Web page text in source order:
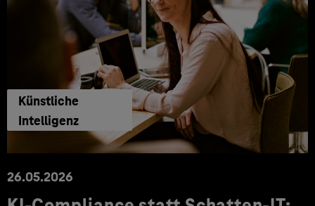
Künstliche
Intelligenz
26.05.2026